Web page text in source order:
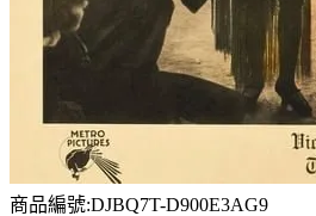
商品編號:DJBQ7T-D900E3AG9